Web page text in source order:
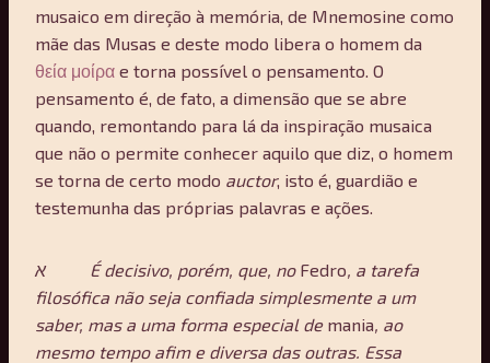
musaico em direção à memória, de Mnemosine como
mãe das Musas e deste modo libera o homem da
θεία μοίρα e torna possível o pensamento. O
pensamento é, de fato, a dimensão que se abre
quando, remontando para lá da inspiração musaica
que não o permite conhecer aquilo que diz, o homem
se torna de certo modo auctor, isto é, guardião e
testemunha das próprias palavras e ações.
אÉ decisivo, porém, que, no Fedro , a tarefa
filosófica não seja confiada simplesmente a um
saber, mas a uma forma especial de mania , ao
mesmo tempo afim e diversa das outras. Essa